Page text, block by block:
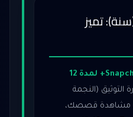
79.00 ر.س.
تميز
Snapchat+ لمدة 12
التوثيق (النجمة
مشاهدة قصصك،